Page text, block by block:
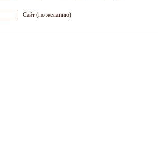
Сайт (по желанию)